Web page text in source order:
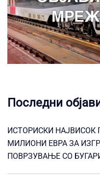
Последни
ИСТОРИСКИ НАЈВИСОК
МИЛИОНИ ЕВРА ЗА
ПОВРЗУВАЊЕ СО